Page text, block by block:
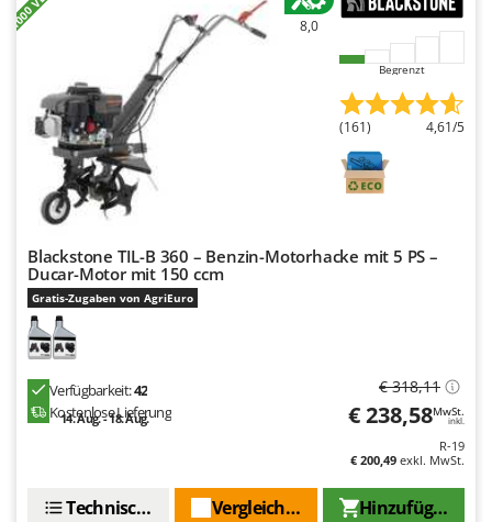
8,0
Begrenzt
(161) 4,61/5
Blackstone TIL-B 360 – Benzin-Motorhacke mit 5 PS –
Ducar-Motor mit 150 ccm
Gratis-Zugaben von AgriEuro
Verfügbarkeit:42
Kostenlose Lieferung
14. Aug. - 18. Aug.
€ 318,11
€ 238,58MwSt.
inkl.
R-19
€ 200,49 exkl. MwSt.
Hinzufügen
Vergleichen Sie
Technische Daten